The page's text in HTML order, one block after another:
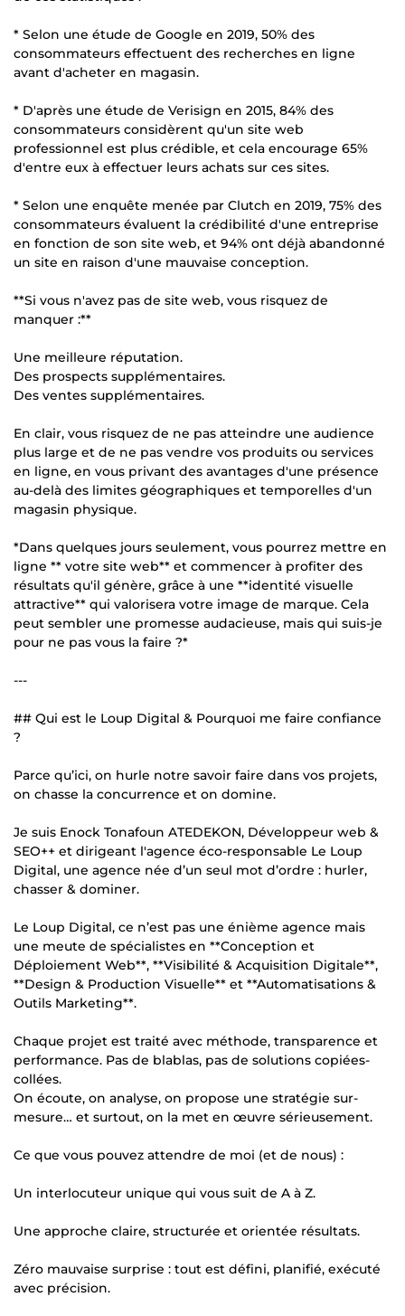
* Selon une étude de Google en 2019, 50% des
consommateurs effectuent des recherches en ligne
avant d'acheter en magasin.
* D'après une étude de Verisign en 2015, 84% des
consommateurs considèrent qu'un site web
professionnel est plus crédible, et cela encourage 65%
d'entre eux à effectuer leurs achats sur ces sites.
* Selon une enquête menée par Clutch en 2019, 75% des
consommateurs évaluent la crédibilité d'une entreprise
en fonction de son site web, et 94% ont déjà abandonné
un site en raison d'une mauvaise conception.
**Si vous n'avez pas de site web, vous risquez de
manquer :**
Une meilleure réputation.
Des prospects supplémentaires.
Des ventes supplémentaires.
En clair, vous risquez de ne pas atteindre une audience
plus large et de ne pas vendre vos produits ou services
en ligne, en vous privant des avantages d'une présence
au-delà des limites géographiques et temporelles d'un
magasin physique.
*Dans quelques jours seulement, vous pourrez mettre en
ligne ** votre site web** et commencer à profiter des
résultats qu'il génère, grâce à une **identité visuelle
attractive** qui valorisera votre image de marque. Cela
peut sembler une promesse audacieuse, mais qui suis-je
pour ne pas vous la faire ?*
---
## Qui est le Loup Digital & Pourquoi me faire confiance
?
Parce qu’ici, on hurle notre savoir faire dans vos projets,
on chasse la concurrence et on domine.
Je suis Enock Tonafoun ATEDEKON, Développeur web &
SEO++ et dirigeant l'agence éco-responsable Le Loup
Digital, une agence née d’un seul mot d’ordre : hurler,
chasser & dominer.
Le Loup Digital, ce n’est pas une énième agence mais
une meute de spécialistes en **Conception et
Déploiement Web**, **Visibilité & Acquisition Digitale**,
**Design & Production Visuelle** et **Automatisations &
Outils Marketing**.
Chaque projet est traité avec méthode, transparence et
performance. Pas de blablas, pas de solutions copiées-
collées.
On écoute, on analyse, on propose une stratégie sur-
mesure… et surtout, on la met en œuvre sérieusement.
Ce que vous pouvez attendre de moi (et de nous) :
Un interlocuteur unique qui vous suit de A à Z.
Une approche claire, structurée et orientée résultats.
Zéro mauvaise surprise : tout est défini, planifié, exécuté
avec précision.